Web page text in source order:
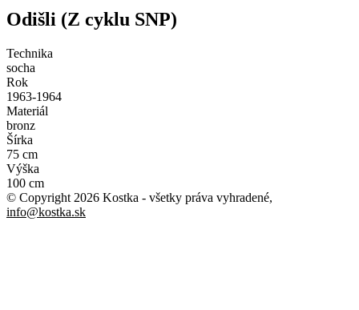
Odišli (Z cyklu SNP)
Technika
socha
Rok
1963-1964
Materiál
bronz
Šírka
75 cm
Výška
100 cm
© Copyright 2026 Kostka - všetky práva vyhradené,
info@kostka.sk